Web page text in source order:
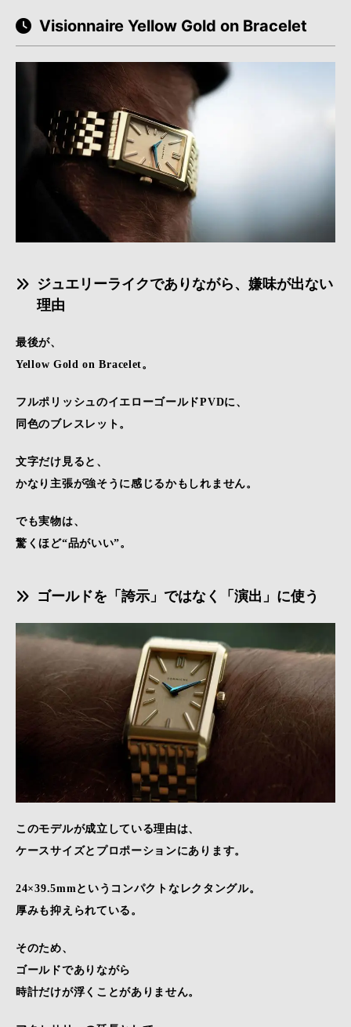
Visionnaire Yellow Gold on Bracelet
ジュエリーライクでありながら、嫌味が出ない
理由
最後が、
Yellow Gold on Bracelet。
フルポリッシュのイエローゴールドPVDに、
同色のブレスレット。
文字だけ見ると、
かなり主張が強そうに感じるかもしれません。
でも実物は、
驚くほど“品がいい”。
ゴールドを「誇示」ではなく「演出」に使う
このモデルが成立している理由は、
ケースサイズとプロポーションにあります。
24×39.5mmというコンパクトなレクタングル。
厚みも抑えられている。
そのため、
ゴールドでありながら
時計だけが浮くことがありません。